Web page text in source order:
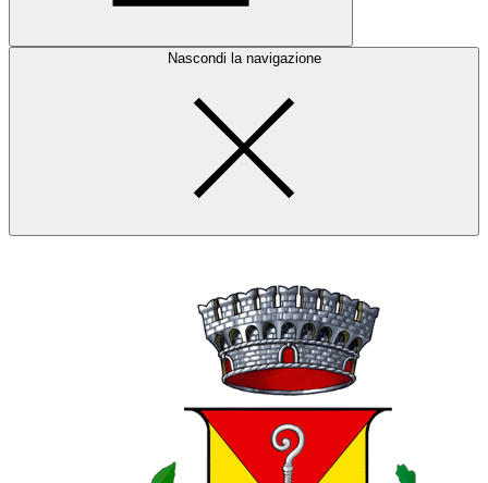
Nascondi la navigazione